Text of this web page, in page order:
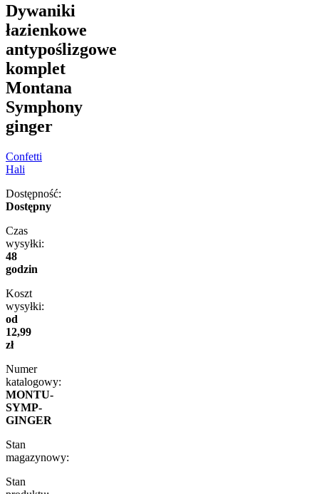
Dywaniki
łazienkowe
antypoślizgowe
komplet
Montana
Symphony
ginger
Confetti
Hali
Dostępność:
Dostępny
Czas
wysyłki:
48
godzin
Koszt
wysyłki:
od
12,99
zł
Numer
katalogowy:
MONTU-
SYMP-
GINGER
Stan
magazynowy:
Stan